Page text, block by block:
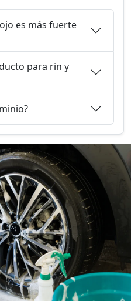
es más fuerte
para rin y